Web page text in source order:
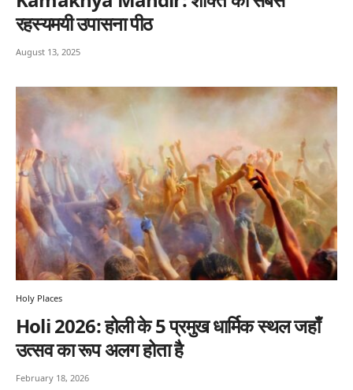
रहस्यमयी उपासना पीठ
August 13, 2025
Holy Places
Holi 2026: होली के 5 प्रमुख धार्मिक स्थल जहाँ
उत्सव का रूप अलग होता है
February 18, 2026